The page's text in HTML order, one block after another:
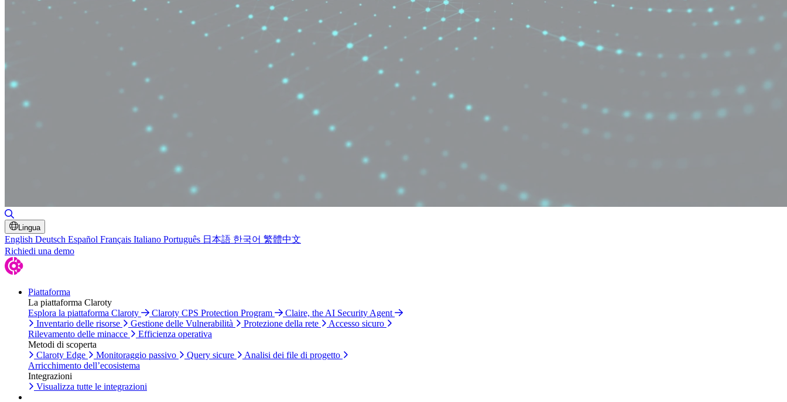
Lingua
English Deutsch Español Français Italiano Português 日本語 한국어 繁體中文
Richiedi una demo
Piattaforma
La piattaforma Claroty
Esplora la piattaforma Claroty
Claroty CPS Protection Program
Claire, the AI Security Agent
Inventario delle risorse
Gestione delle Vulnerabilità Protezione della rete
Accesso sicuro
Rilevamento delle minacce
Efficienza operativa
Metodi di scoperta
Claroty Edge
Monitoraggio passivo Query sicure
Analisi dei file di progetto
Arricchimento dell’ecosistema
Integrazioni
Visualizza tutte le integrazioni